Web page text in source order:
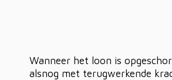
Wanneer het loon is
alsnog met terugwerkende